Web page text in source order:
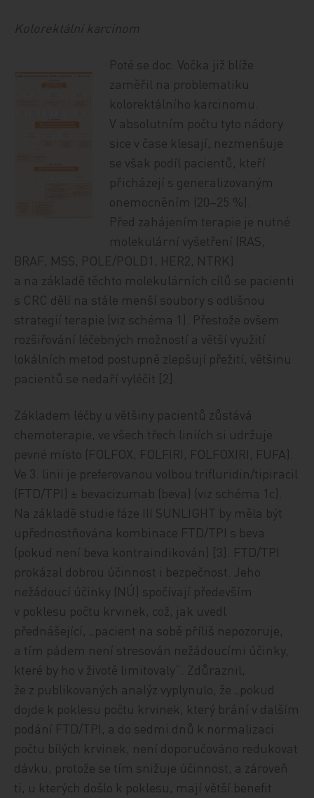
Kolorektální karcinom
Poté se doc. Vočka již blíže
zaměřil na problematiku
kolorektálního karcinomu.
V absolutním počtu tyto nádory
sice v čase klesají, nezmenšuje
se však podíl pacientů, kteří
přicházejí s generalizovaným
onemocněním (20–25 %).
Před zahájením terapie je nutné
molekulární vyšetření (RAS,
BRAF, MSS, POLE/POLD1, HER2, NTRK)
a na základě těchto molekulárních cílů se pacienti
s CRC dělí na stále menší soubory s odlišnou
strategií terapie (viz schéma 1). Přestože ovšem
rozšiřování léčebných možností a větší využití
lokálních metod postupně zlepšují přežití, většinu
pacientů se nedaří vyléčit [2].
Základem léčby u většiny pacientů zůstává
chemoterapie, ve všech třech liniích si udržuje
pevné místo (FOLFOX, FOLFIRI, FOLFOXIRI, FUFA).
Ve 3. linii je preferovanou volbou trifluridin/tipiracil
(FTD/TPI) ± bevacizumab (beva) (viz schéma 1c).
Na základě studie fáze III SUNLIGHT by měla být
upřednostňována kombinace FTD/TPI s beva
(pokud není beva kontraindikován) [3]. FTD/TPI
prokázal dobrou účinnost i bezpečnost. Jeho
nežádoucí účinky (NÚ) spočívají především
v poklesu počtu krvinek, což, jak uvedl
přednášející, „pacient na sobě příliš nepozoruje,
a tím pádem není stresován nežádoucími účinky,
které by ho v životě limitovaly“. Zdůraznil,
že z publikovaných analýz vyplynulo, že „pokud
dojde k poklesu počtu krvinek, který brání v dalším
podání FTD/TPI, a do sedmi dnů k normalizaci
počtu bílých krvinek, není doporučováno redukovat
dávku, protože se tím snižuje účinnost, a zároveň
ti, u kterých došlo k poklesu, mají větší benefit